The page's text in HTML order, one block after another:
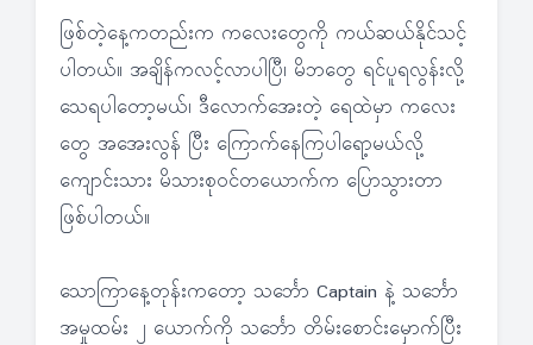
ဖြစ်တဲ့နေ့ကတည်းက ကလေးတွေကို ကယ်ဆယ်နိုင်သင့်
ပါတယ်။ အချိန်ကလင့်လာပါပြီ၊ မိဘတွေ ရင်ပူရလွန်းလို့
သေရပါတော့မယ်၊ ဒီလောက်အေးတဲ့ ရေထဲမှာ ကလေး
တွေ အအေးလွန် ပြီး ကြောက်နေကြပါရော့မယ်လို့
ကျောင်းသား မိသားစုဝင်တယောက်က ပြောသွားတာ
ဖြစ်ပါတယ်။
သောကြာနေ့တုန်းကတော့ သင်္ဘော Captain နဲ့ သင်္ဘော
အမှုထမ်း ၂ ယောက်ကို သင်္ဘော တိမ်းစောင်းမှောက်ပြီး